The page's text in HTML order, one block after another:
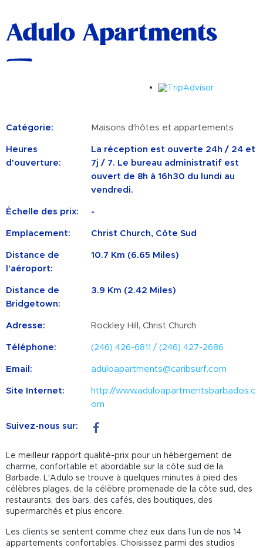
Adulo Apartments
Catégorie: Maisons d'hôtes et appartements
Heures
d'ouverture:
La réception est ouverte 24h / 24 et
7j / 7. Le bureau administratif est
ouvert de 8h à 16h30 du lundi au
vendredi.
Échelle des prix: -
Emplacement: Christ Church, Côte Sud
Distance de
l'aéroport:
10.7 Km (6.65 Miles)
Distance de
Bridgetown:
3.9 Km (2.42 Miles)
Adresse: Rockley Hill, Christ Church
Téléphone: (246) 426-6811 / (246) 427-2686
Email: aduloapartments@caribsurf.com
Site Internet:
http://www.aduloapartmentsbarbados.c
om
Suivez-nous sur:
Le meilleur rapport qualité-prix pour un hébergement de
charme, confortable et abordable sur la côte sud de la
Barbade. L'Adulo se trouve à quelques minutes à pied des
célèbres plages, de la célèbre promenade de la côte sud, des
restaurants, des bars, des cafés, des boutiques, des
supermarchés et plus encore.
Les clients se sentent comme chez eux dans l’un de nos 14
appartements confortables. Choisissez parmi des studios